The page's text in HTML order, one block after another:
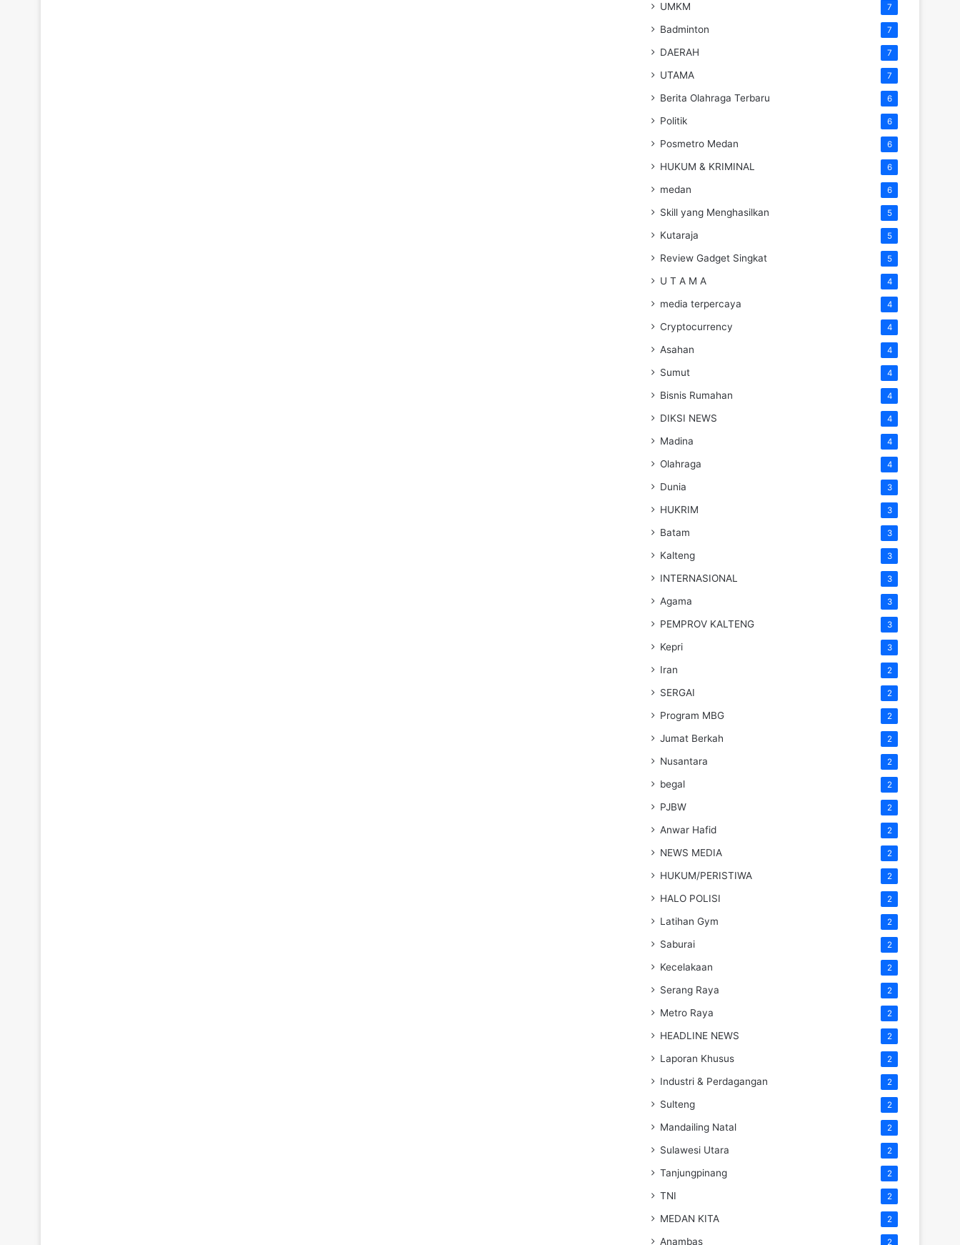
UMKM 7
Badminton 7
DAERAH 7
UTAMA 7
Berita Olahraga Terbaru 6
Politik 6
Posmetro Medan 6
HUKUM & KRIMINAL 6
medan 6
Skill yang Menghasilkan 5
Kutaraja 5
Review Gadget Singkat 5
U T A M A 4
media terpercaya 4
Cryptocurrency 4
Asahan 4
Sumut 4
Bisnis Rumahan 4
DIKSI NEWS 4
Madina 4
Olahraga 4
Dunia 3
HUKRIM 3
Batam 3
Kalteng 3
INTERNASIONAL 3
Agama 3
PEMPROV KALTENG 3
Kepri 3
Iran 2
SERGAI 2
Program MBG 2
Jumat Berkah 2
Nusantara 2
begal 2
PJBW 2
Anwar Hafid 2
NEWS MEDIA 2
HUKUM/PERISTIWA 2
HALO POLISI 2
Latihan Gym 2
Saburai 2
Kecelakaan 2
Serang Raya 2
Metro Raya 2
HEADLINE NEWS 2
Laporan Khusus 2
Industri & Perdagangan 2
Sulteng 2
Mandailing Natal 2
Sulawesi Utara 2
Tanjungpinang 2
TNI 2
MEDAN KITA 2
Anambas 2